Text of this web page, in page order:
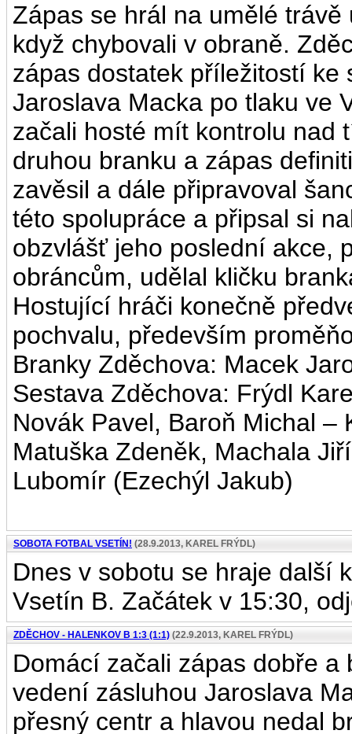
Zápas se hrál na umělé
když chybovali v obraně.
zápas dostatek příležitostí
Jaroslava Macka po tlaku ve
začali hosté mít kontrolu nad
druhou branku a zápas
zavěsil a dále připravoval
této spolupráce a připsal si
obzvlášť jeho poslední akce,
obráncům, udělal kličku
Hostující hráči konečně
pochvalu, především
Branky Zděchova: Macek
Sestava Zděchova: Frýdl
Novák Pavel, Baroň Michal –
Matuška Zdeněk, Machala
Lubomír (Ezechýl Jakub)
SOBOTA FOTBAL VSETÍN! (28.9.2013, KAREL FRÝDL)
Dnes v sobotu se hraje další
Vsetín B. Začátek v 15:30,
ZDĚCHOV - HALENKOV B 1:3 (1:1) (22.9.2013, KAREL FRÝDL)
Domácí začali zápas dobře
vedení zásluhou Jaroslava
přesný centr a hlavou nedal